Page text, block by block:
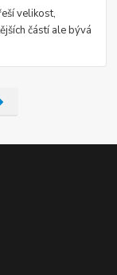
velikost,
částí ale bývá